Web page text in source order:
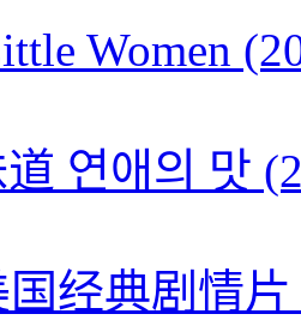
Women
연애의 맛
国经典剧情